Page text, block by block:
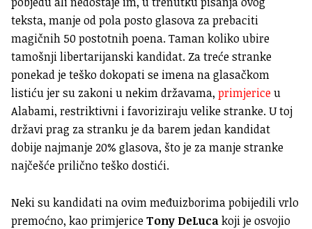
teksta, manje od pola posto glasova za prebaciti
magičnih 50 postotnih poena. Taman koliko ubire
tamošnji libertarijanski kandidat. Za treće stranke
ponekad je teško dokopati se imena na glasačkom
listiću jer su zakoni u nekim državama, primjericeu
Alabami, restriktivni i favoriziraju velike stranke. U toj
državi prag za stranku je da barem jedan kandidat
dobije najmanje 20% glasova, što je za manje stranke
najčešće prilično teško dostići.
Neki su kandidati na ovim međuizborima pobijedili vrlo
premoćno, kao primjericeTony DeLucakoji je osvojio